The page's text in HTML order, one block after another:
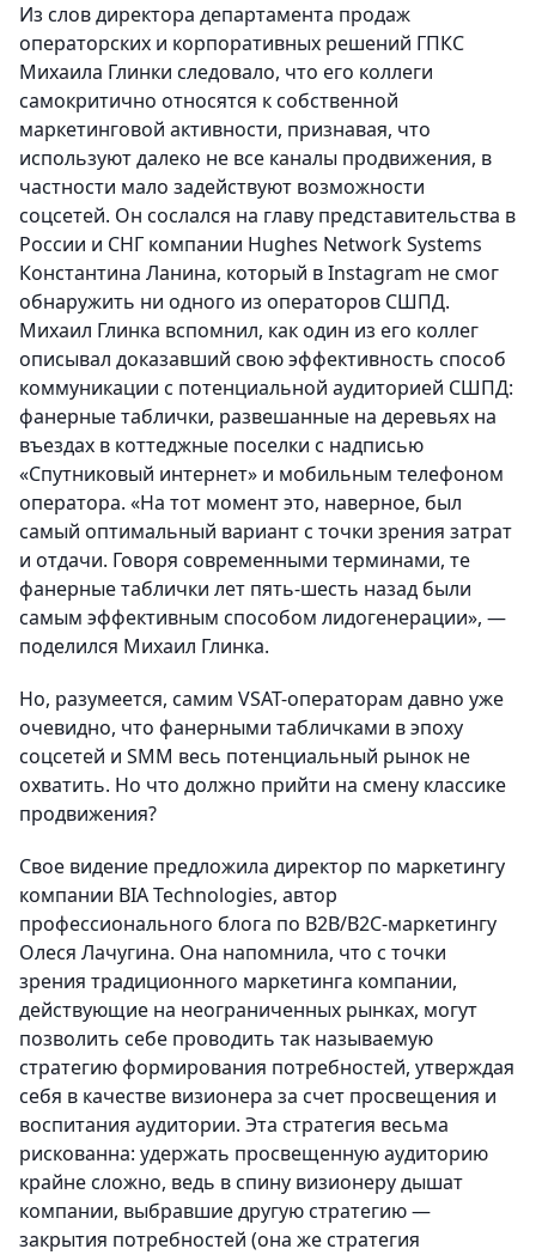
Из слов директора департамента продаж
операторских и корпоративных решений ГПКС
Михаила Глинки следовало, что его коллеги
самокритично относятся к собственной
маркетинговой активности, признавая, что
используют далеко не все каналы продвижения, в
частности мало задействуют возможности
соцсетей. Он сослался на главу представительства в
России и СНГ компании Hughes Network Systems
Константина Ланина, который в Instagram не смог
обнаружить ни одного из операторов СШПД.
Михаил Глинка вспомнил, как один из его коллег
описывал доказавший свою эффективность способ
коммуникации с потенциальной аудиторией СШПД:
фанерные таблички, развешанные на деревьях на
въездах в коттеджные поселки с надписью
«Спутниковый интернет» и мобильным телефоном
оператора. «На тот момент это, наверное, был
самый оптимальный вариант с точки зрения затрат
и отдачи. Говоря современными терминами, те
фанерные таблички лет пять-шесть назад были
самым эффективным способом лидогенерации», —
поделился Михаил Глинка.
Но, разумеется, самим VSAT-операторам давно уже
очевидно, что фанерными табличками в эпоху
соцсетей и SMM весь потенциальный рынок не
охватить. Но что должно прийти на смену классике
продвижения?
Свое видение предложила директор по маркетингу
компании BIA Technologies, автор
профессионального блога по B2B/B2C-маркетингу
Олеся Лачугина. Она напомнила, что с точки
зрения традиционного маркетинга компании,
действующие на неограниченных рынках, могут
позволить себе проводить так называемую
стратегию формирования потребностей, утверждая
себя в качестве визионера за счет просвещения и
воспитания аудитории. Эта стратегия весьма
рискованна: удержать просвещенную аудиторию
крайне сложно, ведь в спину визионеру дышат
компании, выбравшие другую стратегию —
закрытия потребностей (она же стратегия